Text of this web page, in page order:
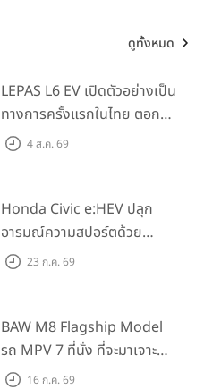
ดูทั้งหมด
LEPAS L6 EV เปิดตัวอย่างเป็น
ทางการครั้งแรกในไทย ตอกย้ำ
วิสัยทัศน์ “Drive Your
4 ส.ค. 69
Honda Civic e:HEV ปลุก
อารมณ์ความสปอร์ตด้วย
Honda S+ Shift ครั้งแรกใน
Traffic Monitor เพียงจอง
ภายใน 31 ก.ค. 2569 รับบัตร
น้ำมันมูลค่า 10,000 บาท
23 ก.ค. 69
BAW M8 Flagship Model
รถ MPV 7 ที่นั่ง ที่จะมาเจาะ
ตลาดครอบครัวและองค์กรยุค
16 ก.ค. 69